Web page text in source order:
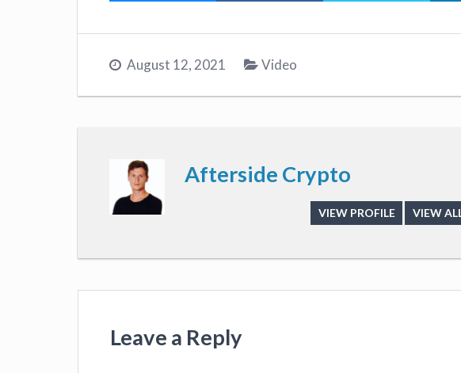
August 12, 2021 Video
Afterside Crypto
VIEW PROFILE VIEW
Leave a Reply